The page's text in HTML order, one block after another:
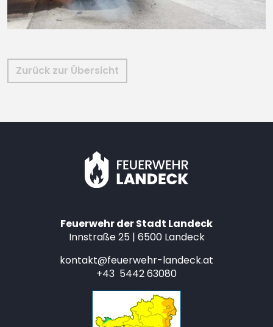
Zurück zur Übersicht
Feuerwehr der Stadt Landeck
Innstraße 25 | 6500 Landeck
kontakt@feuerwehr-landeck.at
+43 5442 63080